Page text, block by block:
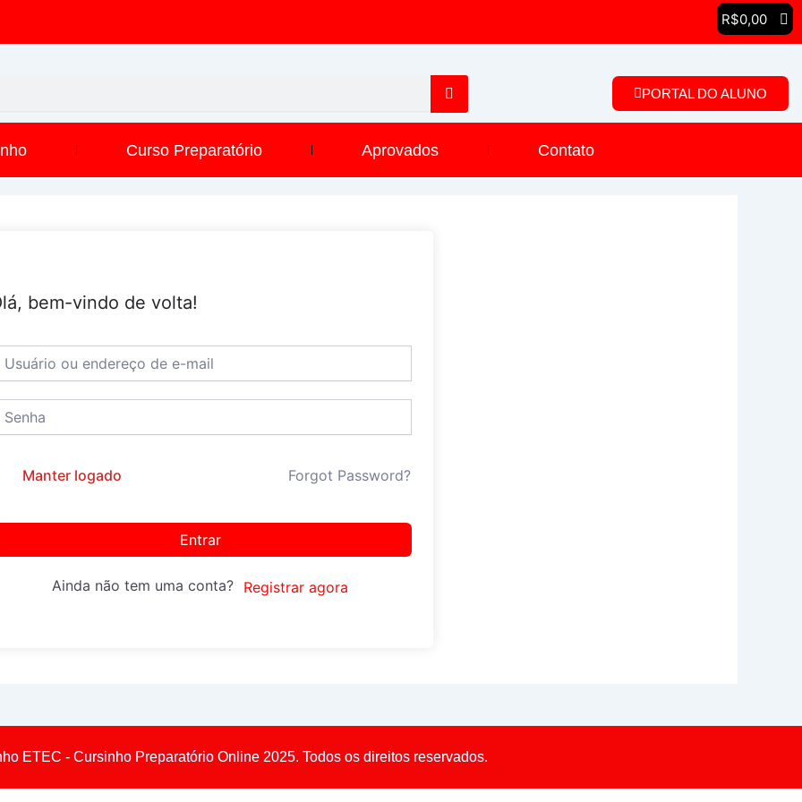
R$0,00
PORTAL DO ALUNO
Curso Preparatório Aprovados Contato
bem-vindo de volta!
Manter logado Forgot Password?
Entrar
Ainda não tem uma conta? Registrar agora
ETEC - Cursinho Preparatório Online 2025. Todos os direitos reservados.